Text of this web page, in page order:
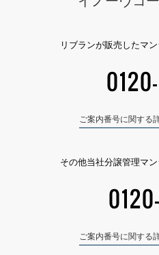
リブランが販売したマ
ご案内番号に関する
その他当社分譲管理マ
ご案内番号に関する